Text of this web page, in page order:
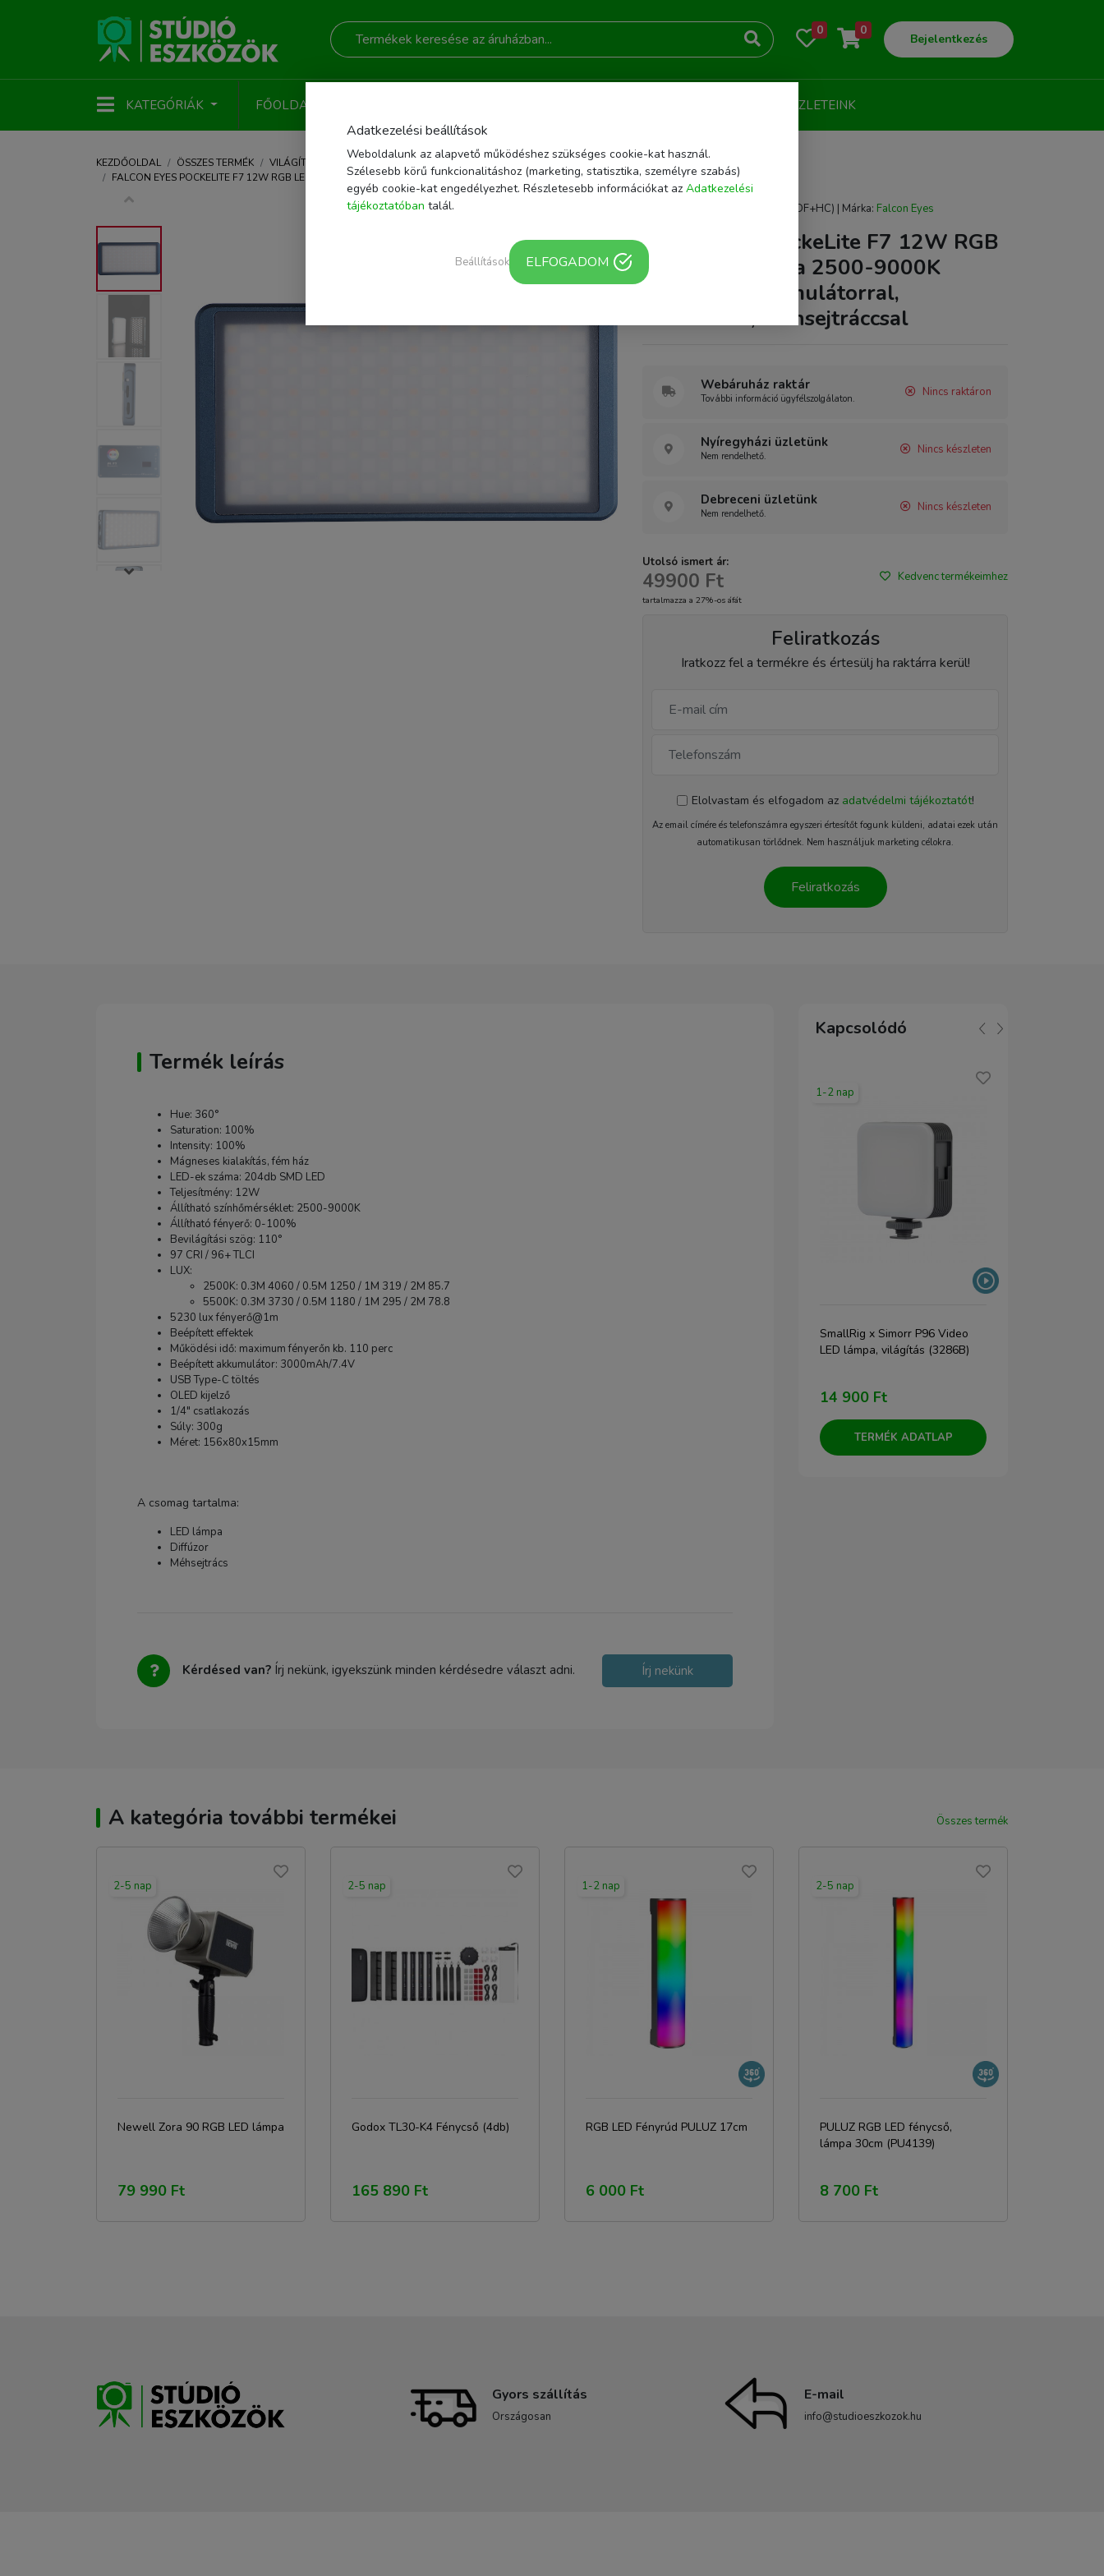
0 0
Bejelentkezés
KATEGÓRIÁK FŐOLDAL ÜZLETEINK
KEZDŐOLDAL ÖSSZES TERMÉK VILÁGÍTÁS
LED VILÁGÍTÁS, VIDEÓLÁMPA
FALCON EYES POCKELITE F7 12W RGB LED VIDEÓLÁMPA 2500-9000K BEÉPÍTETT AKKUMULÁTORRAL, DIFFÚZORRAL, MÉHSEJTRÁCCSAL
| EAN/Vonalkód: POCKELITE F7(DF+HC) | Márka: Falcon Eyes
Falcon Eyes PockeLite F7 12W RGB
LED videólámpa 2500-9000K
beépített akkumulátorral,
diffúzorral, méhsejtráccsal
Webáruház raktár
További információ ügyfélszolgálaton. Nincs raktáron
Nyíregyházi üzletünk
Nem rendelhető. Nincs készleten
Debreceni üzletünk
Nem rendelhető. Nincs készleten
Utolsó ismert ár:
49900 Ft
tartalmazza a 27%-os áfát
Kedvenc termékeimhez
Feliratkozás
Iratkozz fel a termékre és értesülj ha raktárra kerül!
Elolvastam és elfogadom az adatvédelmi tájékoztatót!
Az email címére és telefonszámra egyszeri értesítőt fogunk küldeni, adatai ezek után
automatikusan törlődnek. Nem használjuk marketing célokra.
Feliratkozás
Termék leírás
Hue: 360°
Saturation: 100%
Intensity: 100%
Mágneses kialakítás, fém ház
LED-ek száma: 204db SMD LED
Teljesítmény: 12W
Állítható színhőmérséklet: 2500-9000K
Állítható fényerő: 0-100%
Bevilágítási szög: 110°
97 CRI / 96+ TLCI
LUX:
2500K: 0.3M 4060 / 0.5M 1250 / 1M 319 / 2M 85.7
5500K: 0.3M 3730 / 0.5M 1180 / 1M 295 / 2M 78.8
5230 lux fényerő@1m
Beépített effektek
Működési idő: maximum fényerőn kb. 110 perc
Beépített akkumulátor: 3000mAh/7.4V
USB Type-C töltés
OLED kijelző
1/4" csatlakozás
Súly: 300g
Méret: 156x80x15mm
A csomag tartalma:
LED lámpa
Diffúzor
Méhsejtrács
Kérdésed van? Írj nekünk, igyekszünk minden kérdésedre választ adni. Írj nekünk
Kapcsolódó
1-2 nap
SmallRig x Simorr P96 Video
LED lámpa, világítás (3286B)
14 900 Ft
TERMÉK ADATLAP
A kategória további termékei Összes termék
2-5 nap
Newell Zora 90 RGB LED lámpa
79 990 Ft
2-5 nap
Godox TL30-K4 Fénycső (4db)
165 890 Ft
1-2 nap
RGB LED Fényrúd PULUZ 17cm
6 000 Ft
2-5 nap
PULUZ RGB LED fénycső,
lámpa 30cm (PU4139)
8 700 Ft
Gyors szállítás
Országosan
E-mail
info@studioeszkozok.hu
Adatkezelési beállítások
Weboldalunk az alapvető működéshez szükséges cookie-kat használ.
Szélesebb körű funkcionalitáshoz (marketing, statisztika, személyre szabás)
egyéb cookie-kat engedélyezhet. Részletesebb információkat az Adatkezelési
tájékoztatóban talál.
Beállítások ELFOGADOM